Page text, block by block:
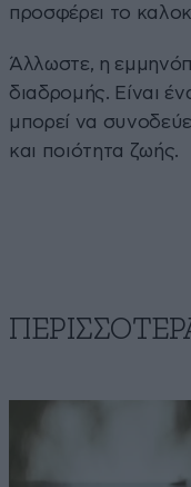
προσφέρει το
Άλλωστε, η
διαδρομής. Είναι
μπορεί να
και ποιότητα ζωής.